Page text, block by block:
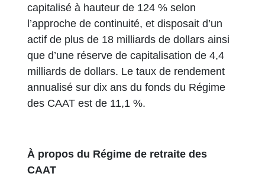
capitalisé à hauteur de 124 % selon
l’approche de continuité, et disposait d’un
actif de plus de 18 milliards de dollars ainsi
que d’une réserve de capitalisation de 4,4
milliards de dollars. Le taux de rendement
annualisé sur dix ans du fonds du Régime
des CAAT est de 11,1 %.
À propos du Régime de retraite des
CAAT